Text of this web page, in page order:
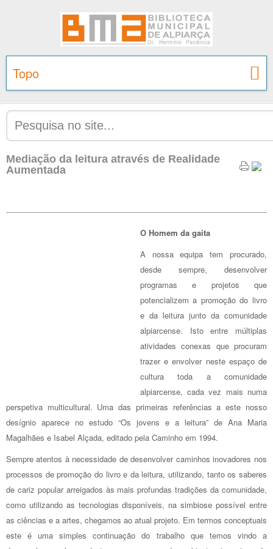
Topo
Mediação da leitura através de Realidade
Aumentada
O Homem da gaita
A nossa equipa tem procurado,
desde sempre, desenvolver
programas e projetos que
potencializem a promoção do livro
e da leitura junto da comunidade
alpiarcense. Isto entre múltiplas
atividades conexas que procuram
trazer e envolver neste espaço de
cultura toda a comunidade
alpiarcense, cada vez mais numa
perspetiva multicultural. Uma das primeiras referências a este nosso
desígnio aparece no estudo “Os jovens e a leitura” de Ana Maria
Magalhães e Isabel Alçada, editado pela Caminho em 1994.
Sempre atentos à necessidade de desenvolver caminhos inovadores nos
processos de promoção do livro e da leitura, utilizando, tanto os saberes
de cariz popular arreigados às mais profundas tradições da comunidade,
como utilizando as tecnologias disponíveis, na simbiose possível entre
as ciências e a artes, chegamos ao atual projeto. Em termos conceptuais
este é uma simples continuação do trabalho que temos vindo a